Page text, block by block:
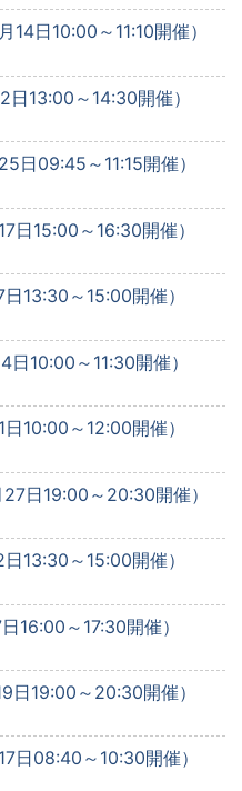
日10:00～11:10開催）
13:00～14:30開催）
日09:45～11:15開催）
日15:00～16:30開催）
13:30～15:00開催）
10:00～11:30開催）
10:00～12:00開催）
日19:00～20:30開催）
13:30～15:00開催）
16:00～17:30開催）
日19:00～20:30開催）
日08:40～10:30開催）